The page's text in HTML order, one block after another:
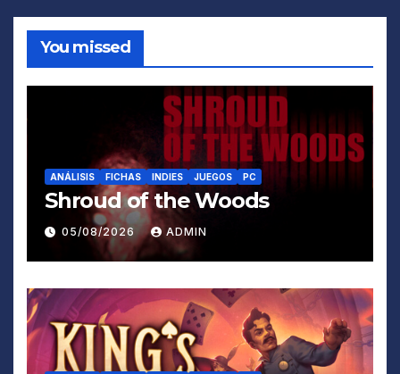
You missed
ANÁLISIS FICHAS INDIES JUEGOS PC
Shroud of the Woods
05/08/2026 ADMIN